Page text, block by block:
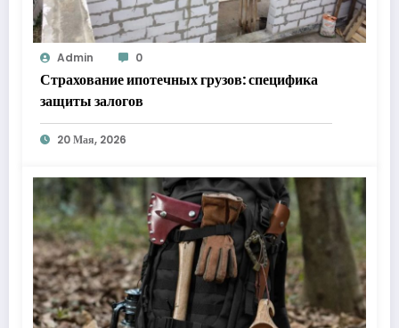
Admin 0
Страхование ипотечных грузов: специфика
защиты залогов
20 Мая, 2026